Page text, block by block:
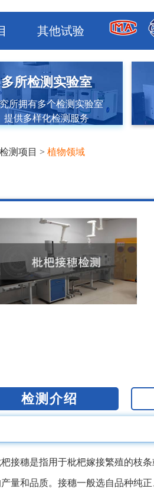
其他试验
多所检测实验室
所拥有多个检测实验室
提供多样化检测服务
检测项目 >植物领域
检测介绍
接穗是指用于枇杷嫁接繁殖的枝
产量和品质。接穗一般选自品种纯